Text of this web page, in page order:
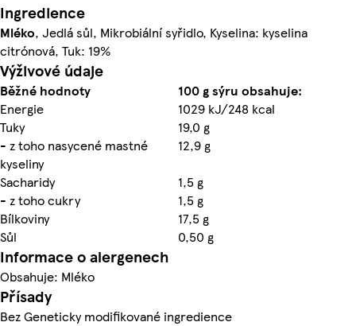
Ingredience
Mléko, Jedlá sůl, Mikrobiální syřidlo, Kyselina: kyselina
citrónová, Tuk: 19%
Výživové údaje
Běžné hodnoty
100 g sýru obsahuje:
Energie
1029 kJ/248 kcal
Tuky
19,0 g
- z toho nasycené mastné
kyseliny
12,9 g
Sacharidy
1,5 g
- z toho cukry
1,5 g
Bílkoviny
17,5 g
Sůl
0,50 g
Informace o alergenech
Obsahuje: Mléko
Přísady
Bez Geneticky modifikované ingredience